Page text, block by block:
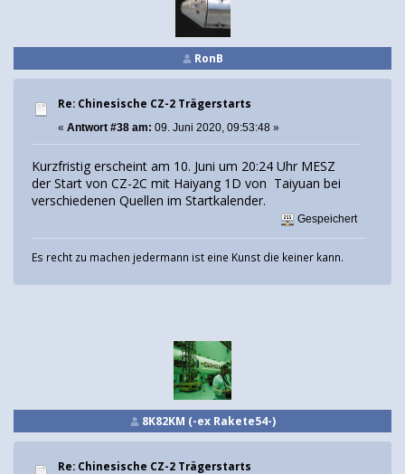
RonB
Re: Chinesische CZ-2 Trägerstarts
« Antwort #38 am: 09. Juni 2020, 09:53:48 »
Kurzfristig erscheint am 10. Juni um 20:24 Uhr MESZ
der Start von CZ-2C mit Haiyang 1D von Taiyuan bei
verschiedenen Quellen im Startkalender.
Gespeichert
Es recht zu machen jedermann ist eine Kunst die keiner kann.
8K82KM (-ex Rakete54-)
Re: Chinesische CZ-2 Trägerstarts